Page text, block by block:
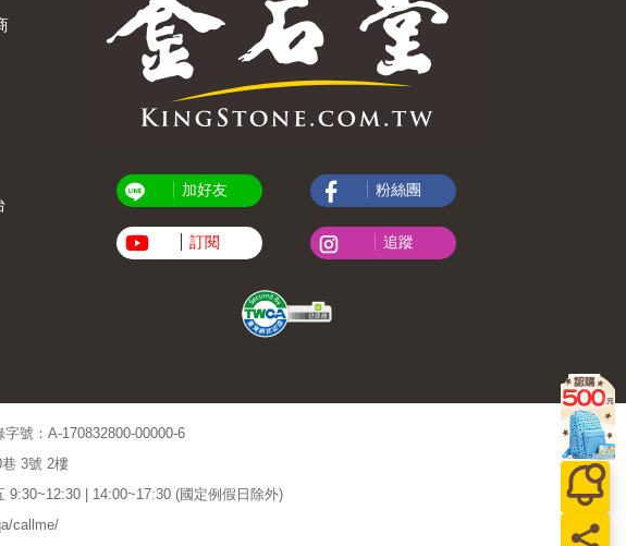
加好友
訂閱
粉絲團
追蹤
號：A-170832800-00000-6
3號 2樓
9:30~12:30 | 14:00~17:30 (國定例假日除外)
callme/